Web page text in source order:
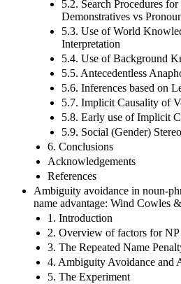
5.2. Search Procedures
Demonstratives vs
5.3. Use of World
Interpretation
5.4. Use of Background
5.5. Antecedentless
5.6. Inferences based on
5.7. Implicit Causality of
5.8. Early use of Implicit
5.9. Social (Gender)
6. Conclusions
Acknowledgements
References
Ambiguity avoidance in noun-
name advantage: Wind Cowles
1. Introduction
2. Overview of factors for NP
3. The Repeated Name
4. Ambiguity Avoidance and
5. The Experiment